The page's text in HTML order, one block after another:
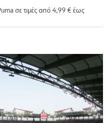
σε τιμές από 4,99 € έως